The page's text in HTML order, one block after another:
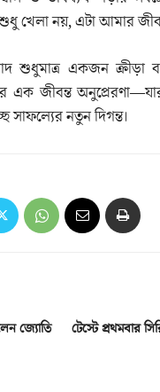
খেলা নয়, এটা আমার
শুধুমাত্র একজন ক্রীড়া
এক জীবন্ত
সাফল্যের নতুন দিগন্ত।
জ্যোতি
টেস্টে প্রথমবার